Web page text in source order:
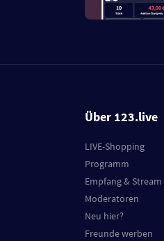
Über 123.live
LIVE-Shopping
Programm
Empfang & Stream
Moderatoren
Neu hier?
Freunde werben